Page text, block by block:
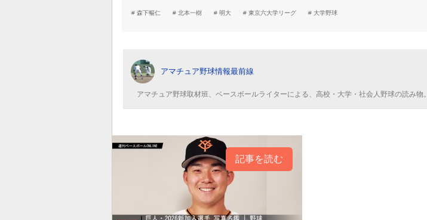
森下暢仁 北本一樹 明大 東京六大学リーグ 大学野球
アマチュア野球情報最前線
アマチュア野球取材班、ベースボールライターによる、高校・大学・社会人野球の読み物。
記事を読む